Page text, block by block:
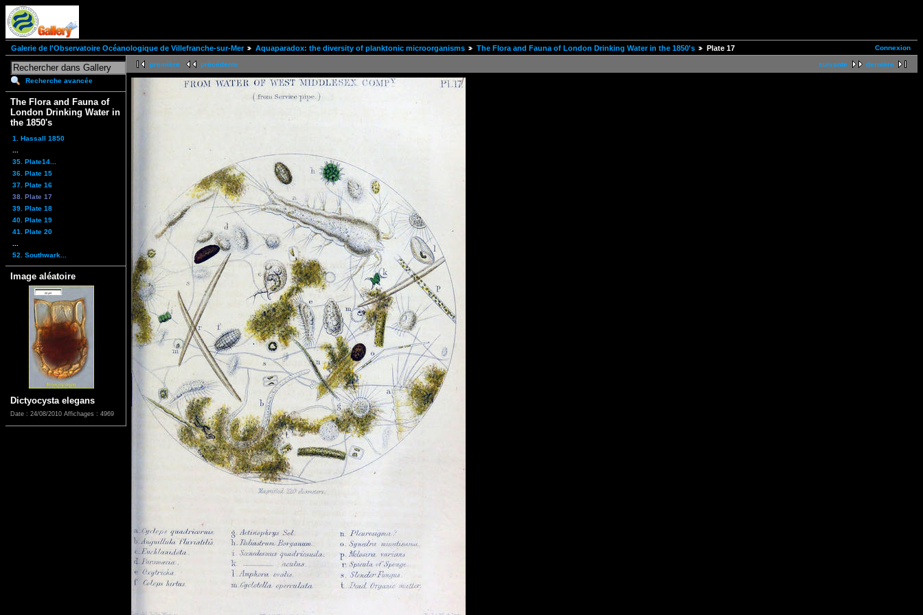
Connexion
Galerie de l'Observatoire Océanologique de Villefranche-sur-Mer Aquaparadox: the diversity of planktonic microorganisms The Flora and Fauna of London Drinking Water in the 1850's Plate 17
Recherche avancée
The Flora and Fauna of
London Drinking Water in
the 1850's
1. Hassall 1850
35. Plate14...
36. Plate 15
37. Plate 16
38. Plate 17
39. Plate 18
40. Plate 19
41. Plate 20
52. Southwark...
Image aléatoire
Dictyocysta elegans
Date : 24/08/2010 Affichages : 4969
suivante dernière
première précédente